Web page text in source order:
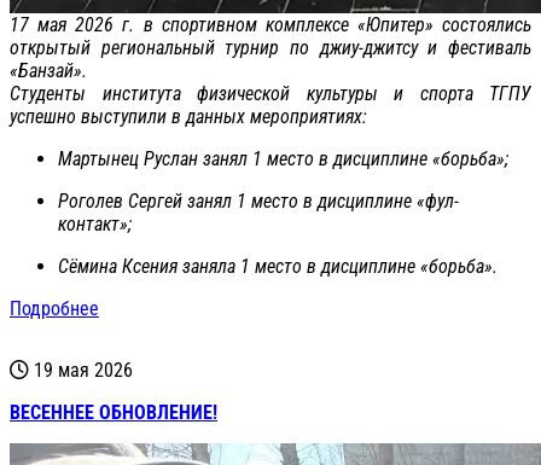
17 мая 2026 г. в спортивном комплексе «Юпитер» состоялись
открытый региональный турнир по джиу-джитсу и фестиваль
«Банзай».
Студенты института физической культуры и спорта ТГПУ
успешно выступили в данных мероприятиях:
Мартынец Руслан занял 1 место в дисциплине «борьба»;
Роголев Сергей занял 1 место в дисциплине «фул-
контакт»;
Сёмина Ксения заняла 1 место в дисциплине «борьба».
Подробнее
19 мая 2026
ВЕСЕННЕЕ ОБНОВЛЕНИЕ!